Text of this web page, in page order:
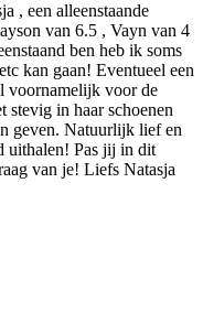
, een alleenstaande
van 6.5 , Vayn van 4
ben heb ik soms
kan gaan! Eventueel een
voornamelijk voor de
stevig in haar schoenen
geven. Natuurlijk lief en
uithalen! Pas jij in dit
van je! Liefs Natasja